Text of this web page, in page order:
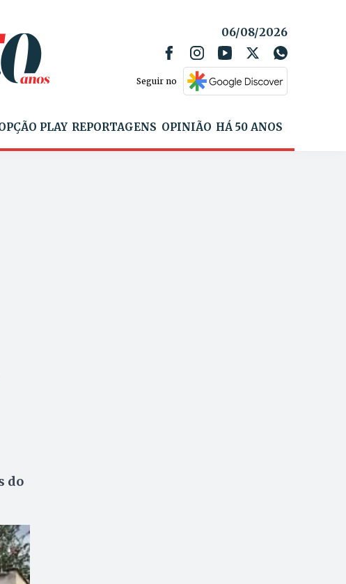
06/08/2026
Seguir no
PLAY REPORTAGENS OPINIÃO HÁ 50 ANOS
do